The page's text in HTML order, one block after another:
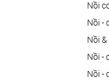
nồi
nồi
nồi
nồi
nồi